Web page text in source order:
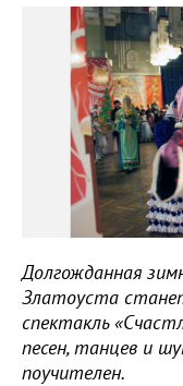
Долгожданная
Златоуста
спектакль
песен, танцев и
поучителен.